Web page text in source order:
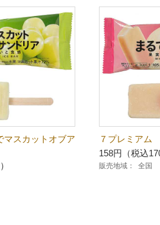
スカットオブア
７プレミアム
158円（税込
販売地域： 全国